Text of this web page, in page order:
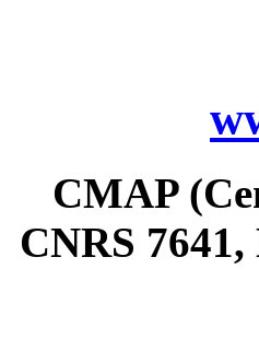
CMAP
CNRS